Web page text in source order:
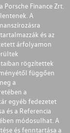
Finance Zrt.
A
és az
árfolyamon
rögzítettek
függően
a
a
egyéb fedezetet
és a Referencia
módosulhat. A
és fenntartása a